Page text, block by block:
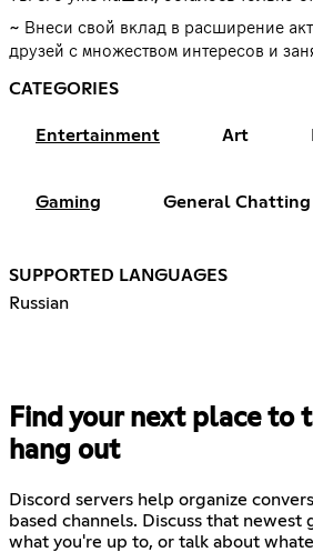
~ Внеси свой вклад в расширение
друзей с множеством интересов и
CATEGORIES
Entertainment Art
Gaming General Chatting
SUPPORTED LANGUAGES
Russian
Find your next place to
hang out
Discord servers help organize
based channels. Discuss that newest
what you're up to, or talk about